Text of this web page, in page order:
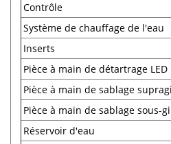
Contrôle
Système de chauffage de l'eau
Inserts
Pièce à main de détartrage LED
Pièce à main de sablage
Pièce à main de sablage sous-
Réservoir d'eau